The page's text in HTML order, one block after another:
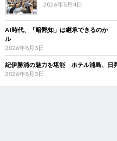
2026年8月4日
AI時代、「暗黙知」は継承できるのか
ル
2026年8月3日
紀伊勝浦の魅力を堪能 ホテル浦島、日
2026年8月3日